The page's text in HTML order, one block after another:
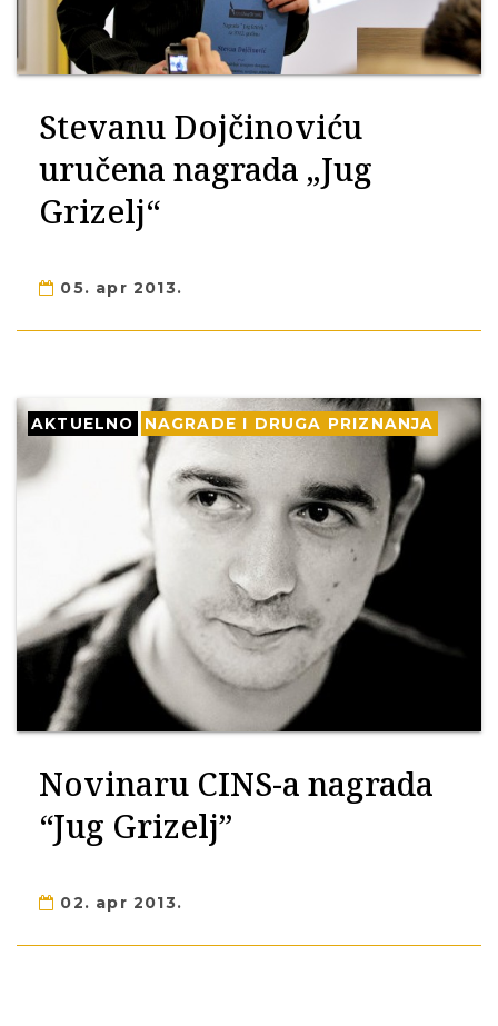
Stevanu Dojčinoviću
uručena nagrada „Jug
Grizelj“
05. apr 2013.
AKTUELNO NAGRADE I DRUGA PRIZNANJA
Novinaru CINS-a nagrada
“Jug Grizelj”
02. apr 2013.